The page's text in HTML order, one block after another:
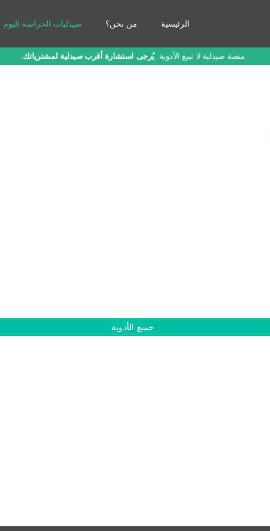
الرئيسية من نحن؟ صيدليات الحراسة اليوم
منصة صيدلية لا تبيع الأدوية.يُرجى استشارة أقرب صيدلية لمشترياتك.
جميع الأدوية